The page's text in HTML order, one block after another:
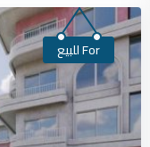
For للبيع